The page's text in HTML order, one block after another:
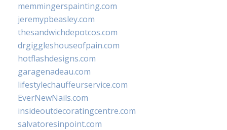
memmingerspainting.com
jeremypbeasley.com
thesandwichdepotcos.com
drgiggleshouseofpain.com
hotflashdesigns.com
garagenadeau.com
lifestylechauffeurservice.com
EverNewNails.com
insideoutdecoratingcentre.com
salvatoresinpoint.com